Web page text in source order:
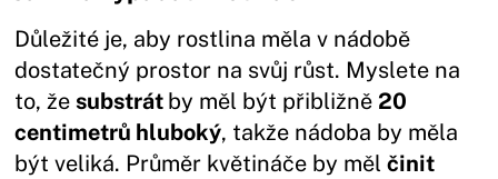
Důležité je, aby rostlina měla v nádobě
dostatečný prostor na svůj růst. Myslete na
to, žesubstrát by měl být přibližně 20
centimetrů hluboký, takže nádoba by měla
být veliká. Průměr květináče by mělčinit